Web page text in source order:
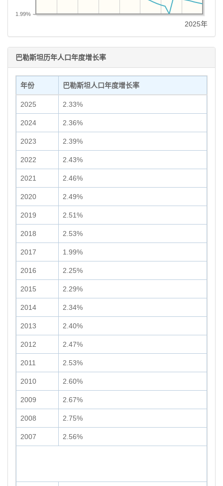
1.99%
2025年
巴勒斯坦历年人口年度增长率
年份 巴勒斯坦人口年度增长率
2025 2.33%
2024 2.36%
2023 2.39%
2022 2.43%
2021 2.46%
2020 2.49%
2019 2.51%
2018 2.53%
2017 1.99%
2016 2.25%
2015 2.29%
2014 2.34%
2013 2.40%
2012 2.47%
2011 2.53%
2010 2.60%
2009 2.67%
2008 2.75%
2007 2.56%